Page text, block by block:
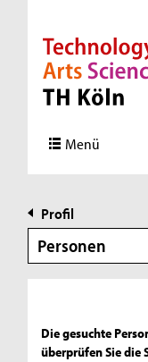
Direkt zur
Direkt zur
Direkt zum Inhalt
Direkt zum
Menü
Profil
Personen
Die gesuchte
überprüfen Sie die